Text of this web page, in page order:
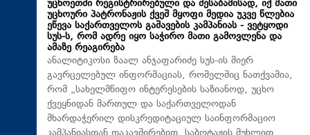
უცხოეთში რეგისტრირებული და შესაბამისად, იქ მათი
უცხოური პატრონაჟის ქვეშ მყოფი მედია უკვე წლებია
ეწევა საქართველოს გაშავების კამპანიას - ვეტყოდი
სუს-ს, რომ ადრე იყო საჭირო მათი გამოვლენა და
ამაზე რეაგირება
ანალიტიკოსი ზაალ ანჯაფარიძე სუს-ის მიერ
გავრცელებულ ინფორმაციას, რომელშიც ნათქვამია,
რომ „სახელმწიფო ინტერესების საზიანოდ, უცხო
ქვეყნიდან მართულ და საქართველოდან
მხარდაჭერილ დისკრედიტაციულ საინფორმაციო